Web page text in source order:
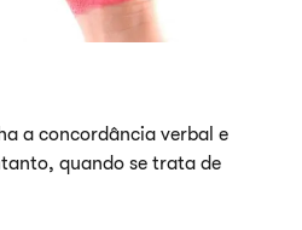
a concordância verbal e
quando se trata de